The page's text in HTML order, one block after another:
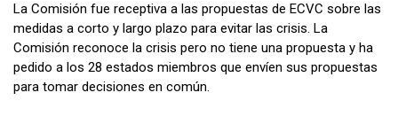
La Comisión fue receptiva a las propuestas de ECVC sobre las
medidas a corto y largo plazo para evitar las crisis. La
Comisión reconoce la crisis pero no tiene una propuesta y ha
pedido a los 28 estados miembros que envíen sus propuestas
para tomar decisiones en común.